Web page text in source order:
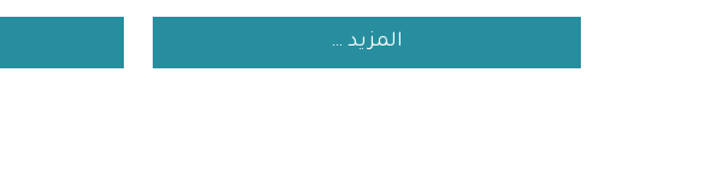
المزيد …